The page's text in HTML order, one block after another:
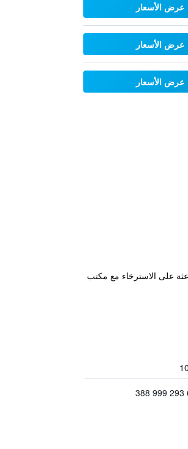
عرض الأسعار
عرض الأسعار
عرض الأسعار
وباعثة على الاسترخاء مع مكتب